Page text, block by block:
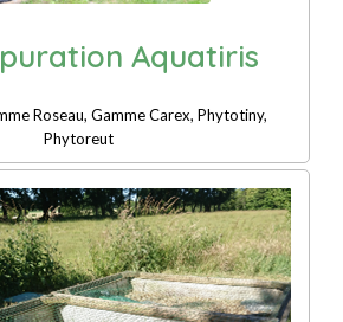
Aquatiris
Roseau, Gamme Carex, Phytotiny,
Phytoreut